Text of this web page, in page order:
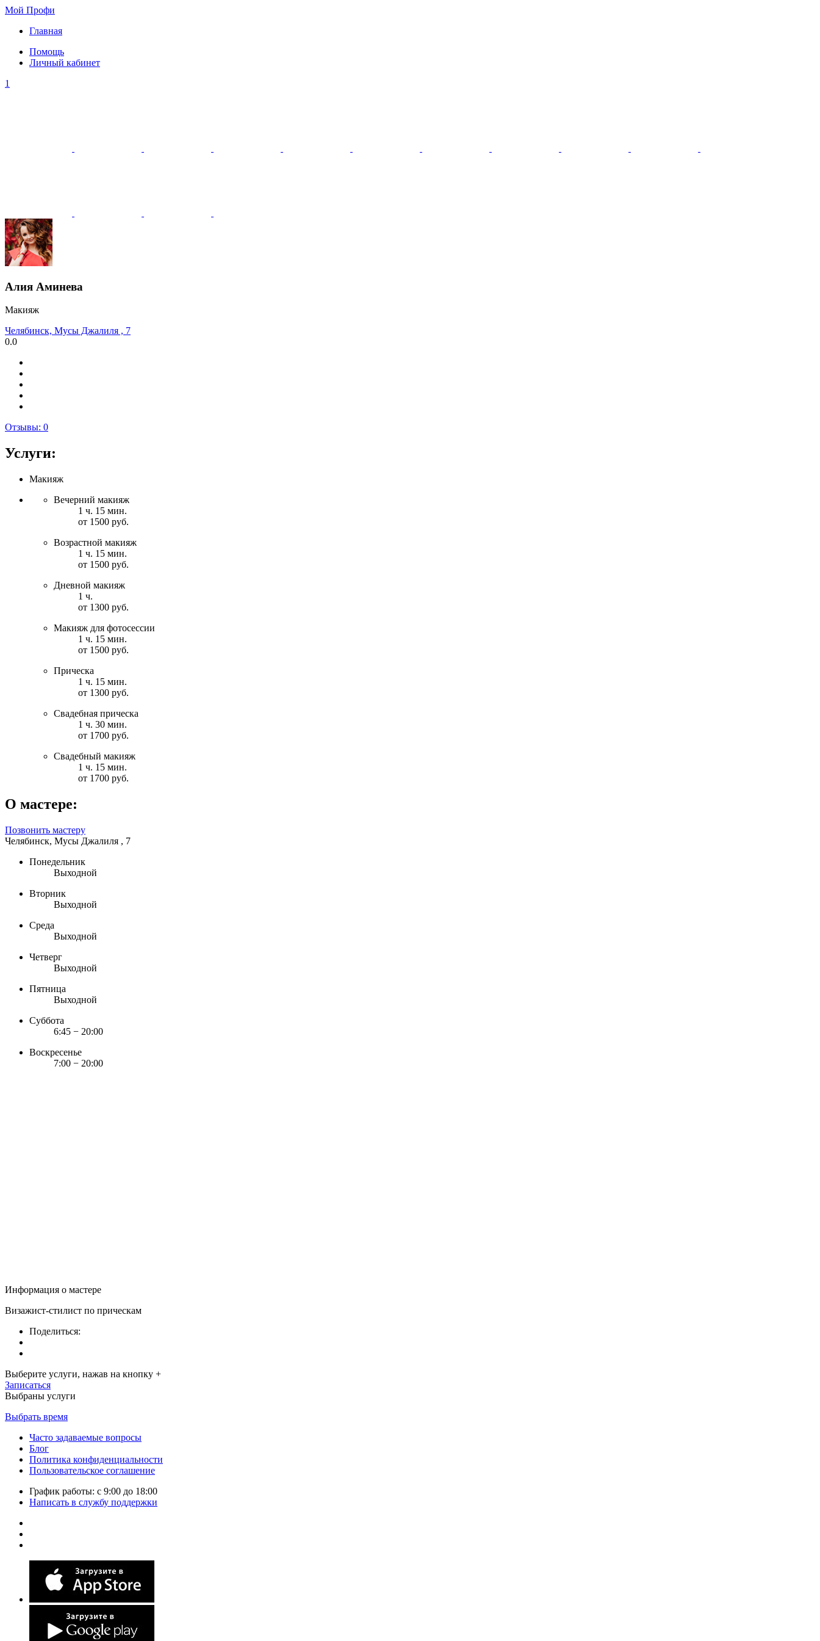
Мой Профи
Главная
Помощь
Личный кабинет
1
Алия Аминева
Макияж
Челябинск, Мусы Джалиля , 7
0.0
Отзывы: 0
Услуги:
Макияж
Вечерний макияж
1 ч. 15 мин.
от 1500 руб.
Возрастной макияж
1 ч. 15 мин.
от 1500 руб.
Дневной макияж
1 ч.
от 1300 руб.
Макияж для фотосессии
1 ч. 15 мин.
от 1500 руб.
Прическа
1 ч. 15 мин.
от 1300 руб.
Свадебная прическа
1 ч. 30 мин.
от 1700 руб.
Свадебный макияж
1 ч. 15 мин.
от 1700 руб.
О мастере:
Позвонить мастеру
Челябинск, Мусы Джалиля , 7
Понедельник
Выходной
Вторник
Выходной
Среда
Выходной
Четверг
Выходной
Пятница
Выходной
Суббота
6:45 − 20:00
Воскресенье
7:00 − 20:00
Информация о мастере
Визажист-стилист по прическам
Поделиться:
Выберите услуги, нажав на кнопку +
Записаться
Выбраны услуги
Выбрать время
Часто задаваемые вопросы
Блог
Политика конфиденциальности
Пользовательское соглашение
График работы: с 9:00 до 18:00
Написать в службу поддержки